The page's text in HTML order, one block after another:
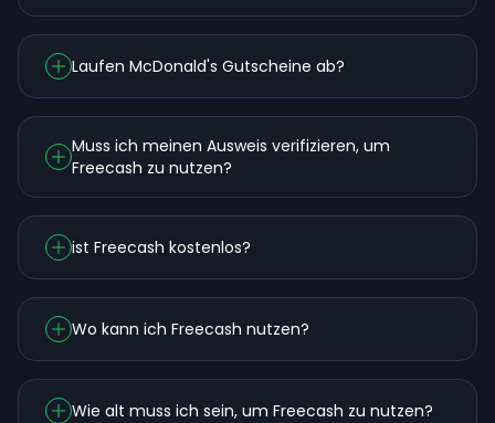
Laufen McDonald's Gutscheine ab?
Muss ich meinen Ausweis verifizieren, um
Freecash zu nutzen?
ist Freecash kostenlos?
Wo kann ich Freecash nutzen?
Wie alt muss ich sein, um Freecash zu nutzen?